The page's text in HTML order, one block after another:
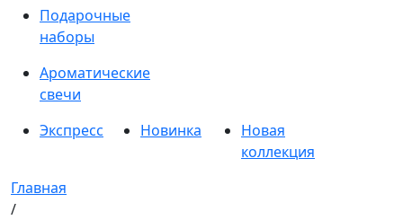
Подарочные
наборы
Ароматические
свечи
Экспресс
Новинка
Новая
коллекция
Главная
/